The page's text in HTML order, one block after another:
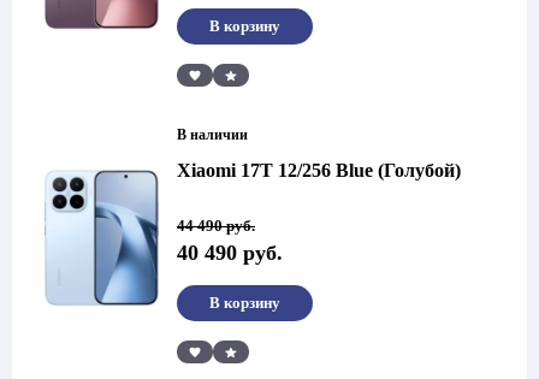
490 руб..
Сравнить
В корзину
В наличии
Xiaomi 17T 12/256 Blue (Голубой)
44 490руб.
Первоначальная
цена
составляла
490 руб..
40 490 руб.
Текущая
цена:
40
Сравнить
В корзину